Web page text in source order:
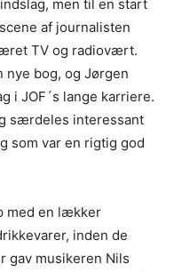
men til en start
af journalisten
TV og radiovært.
nye bog, og Jørgen
i JOF´s lange karriere.
særdeles interessant
som var en rigtig god
med en lækker
inden de
gav musikeren Nils